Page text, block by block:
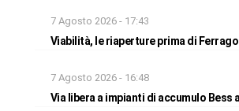
7 Agosto 2026 - 17:43
Viabilità, le riaperture prima di
7 Agosto 2026 - 16:48
Via libera a impianti di accumulo Bess